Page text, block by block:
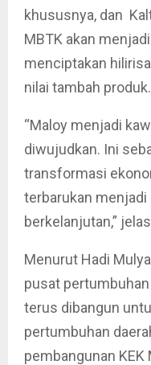
khususnya, dan
MBTK akan
menciptakan
nilai tambah produk.
“Maloy menjadi
diwujudkan. Ini
transformasi
terbarukan menjadi
berkelanjutan,”
Menurut Hadi
pusat
terus dibangun
pertumbuhan
pembangunan KEK